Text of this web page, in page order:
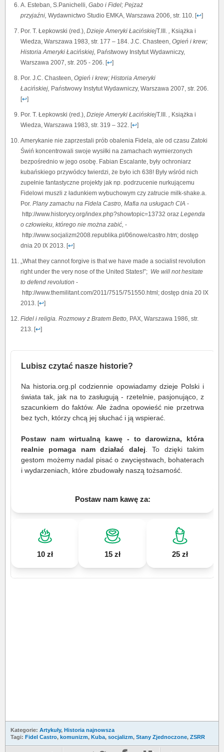
A. Esteban, S.Panichelli, Gabo i Fidel; Pejzaż
przyjaźni, Wydawnictwo Studio EMKA, Warszawa 2006, str. 110. [↩]
Por. T. Łepkowski (red.), Dzieje Ameryki ŁacińskiejT.III.
Książka i
Wiedza, Warszawa 1983, str. 177 – 184. J.C. Chasteen, Ogień i krew;
Historia Ameryki Łacińskiej, Państwowy Instytut Wydawniczy,
Warszawa 2007, str. 205 - 206. [↩]
Por. J.C. Chasteen, Ogień i krew; Historia Ameryki
Łacińskiej, Państwowy Instytut Wydawniczy, Warszawa 2007, str. 206.
[↩]
Por. T. Łepkowski (red.), Dzieje Ameryki ŁacińskiejT.III.
Książka i
Wiedza, Warszawa 1983, str. 319 – 322. [↩]
Amerykanie nie zaprzestali prób obalenia Fidela, ale od czasu Zatoki
Świń koncentrowali swoje wysiłki na zamachach wymierzonych
bezpośrednio w jego osobę. Fabian Escalante, były ochroniarz
kubańskiego przywódcy twierdzi, że było ich 638! Były wśród nich
zupełnie fantastyczne projekty jak np. podrzucenie nurkującemu
Fidelowi muszli z ładunkiem wybuchowym czy zatrucie milk-shake.a.
Por. Plany zamachu na Fidela Castro, Mafia na usługach CIA -
http://www.historycy.org/index.php?showtopic=13732 oraz Legenda
o człowieku, którego nie można zabić, -
http://www.socjalizm2008.republika.pl/06nowe/castro.htm; dostęp
dnia 20 IX 2013. [↩]
„What they cannot forgive is that we have made a socialist revolution
right under the very nose of the United States!”; We will not hesitate
to defend revolution -
http://www.themilitant.com/2011/7515/751550.html; dostęp dnia 20 IX
2013. [↩]
Fidel i religia. Rozmowy z Bratem Betto, PAX, Warszawa 1986, str.
213. [↩]
Lubisz czytać nasze historie?
Na historia.org.pl codziennie opowiadamy dzieje Polski i
świata tak, jak na to zasługują - rzetelnie, pasjonująco, z
szacunkiem do faktów. Ale żadna opowieść nie przetrwa
bez tych, którzy chcą jej słuchać i ją wspierać.
Postaw nam wirtualną kawę - to darowizna, która
realnie pomaga nam działać dalej . To dzięki takim
gestom możemy nadal pisać o zwycięstwach, bohaterach
i wydarzeniach, które zbudowały naszą tożsamość.
Postaw nam kawę za:
10 zł 15 zł 25 zł
Kategorie: Artykuły, Historia najnowsza
Tagi: Fidel Castro, komunizm, Kuba, socjalizm, Stany Zjednoczone, ZSRR